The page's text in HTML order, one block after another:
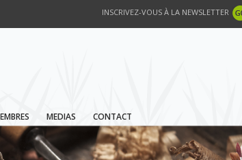
INSCRIVEZ-VOUS À LA NEWSLETTER
MEDIAS CONTACT